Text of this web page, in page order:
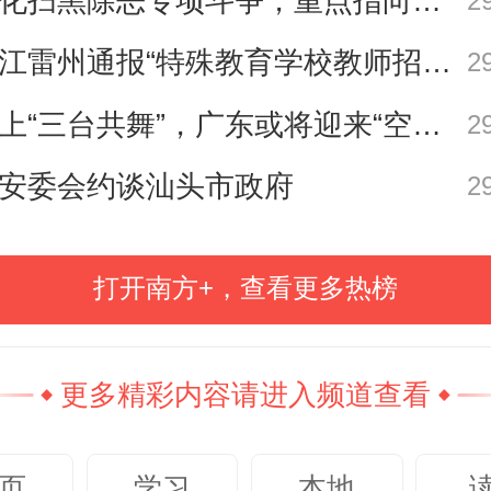
湛江雷州通报“特殊教育学校教师招聘存在违规行为”
海上“三台共舞”，广东或将迎来“空调外机” | 天气早知道
委会约谈汕头市政府
打开南方+，查看更多热榜
更多精彩内容请进入频道查看